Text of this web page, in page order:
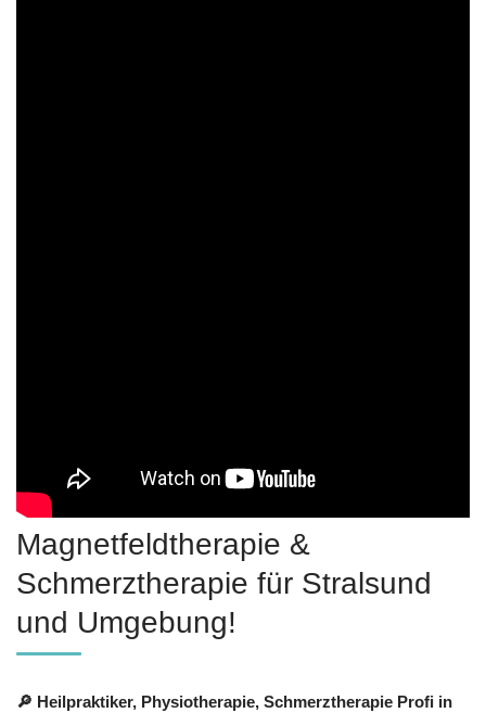
Magnetfeldtherapie &
Schmerztherapie für Stralsund
und Umgebung!
🔎 Heilpraktiker, Physiotherapie, Schmerztherapie Profi in